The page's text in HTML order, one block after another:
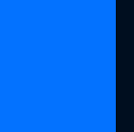
por
recebida